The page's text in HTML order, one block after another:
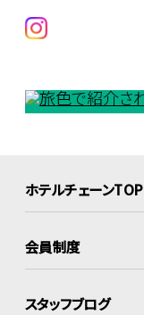
ホテルチェーンTOP
会員制度
スタッフブログ